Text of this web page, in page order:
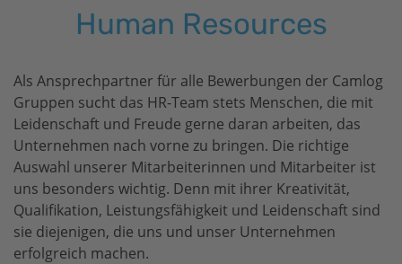
Patientengeschichten
Newsletter-Anmeldung
Presse
Kontakt
Human Resources
Als Ansprechpartner für alle Bewerbungen der Camlog
Gruppen sucht das HR-Team stets Menschen, die mit
Leidenschaft und Freude gerne daran arbeiten, das
Unternehmen nach vorne zu bringen. Die richtige
Auswahl unserer Mitarbeiterinnen und Mitarbeiter ist
uns besonders wichtig. Denn mit ihrer Kreativität,
Qualifikation, Leistungsfähigkeit und Leidenschaft sind
sie diejenigen, die uns und unser Unternehmen
erfolgreich machen.